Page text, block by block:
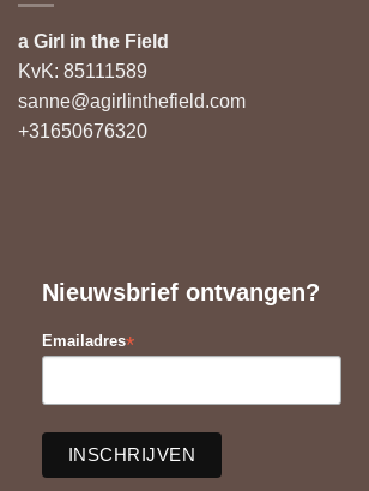
a Girl in the Field
KvK: 85111589
sanne@agirlinthefield.com
+31650676320
Nieuwsbrief ontvangen?
Emailadres*